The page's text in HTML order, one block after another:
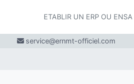
ETABLIR UN ERP OU ENSA
service@ernmt-officiel.com